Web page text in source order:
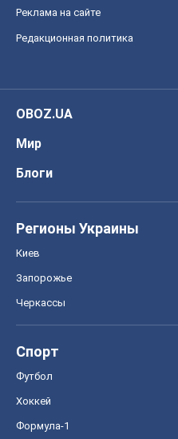
Реклама на сайте
Редакционная политика
OBOZ.UA
Мир
Блоги
Регионы Украины
Киев
Запорожье
Черкассы
Спорт
Футбол
Хоккей
Формула-1